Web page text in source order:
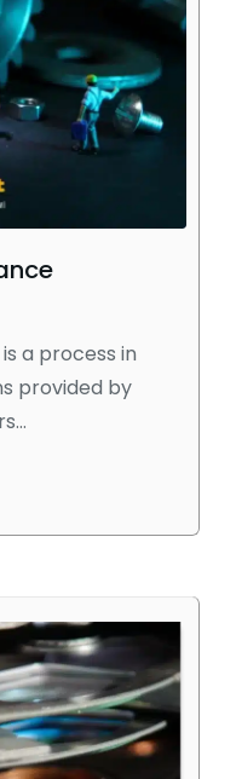
a process in
provided by